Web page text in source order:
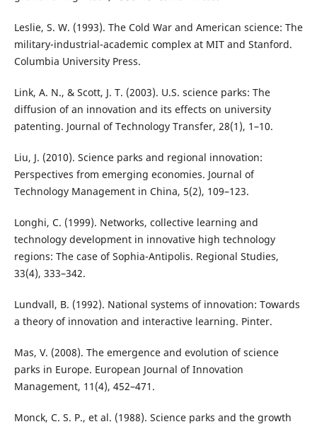
Leslie, S. W. (1993). The Cold War and American science: The
military-industrial-academic complex at MIT and Stanford.
Columbia University Press.
Link, A. N., & Scott, J. T. (2003). U.S. science parks: The
diffusion of an innovation and its effects on university
patenting. Journal of Technology Transfer, 28(1), 1–10.
Liu, J. (2010). Science parks and regional innovation:
Perspectives from emerging economies. Journal of
Technology Management in China, 5(2), 109–123.
Longhi, C. (1999). Networks, collective learning and
technology development in innovative high technology
regions: The case of Sophia-Antipolis. Regional Studies,
33(4), 333–342.
Lundvall, B. (1992). National systems of innovation: Towards
a theory of innovation and interactive learning. Pinter.
Mas, V. (2008). The emergence and evolution of science
parks in Europe. European Journal of Innovation
Management, 11(4), 452–471.
Monck, C. S. P., et al. (1988). Science parks and the growth